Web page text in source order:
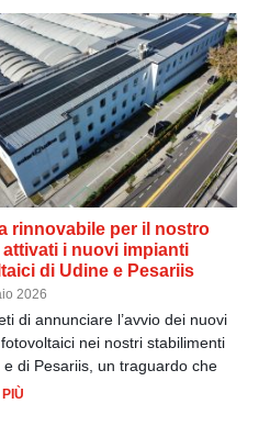
rinnovabile per il nostro
i nuovi impianti
di Udine e Pesariis
2026
di annunciare l’avvio dei nuovi
nei nostri stabilimenti
e di Pesariis, un traguardo che